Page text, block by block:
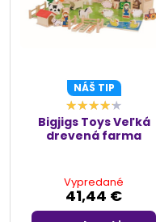
NÁŠ TIP
Bigjigs Toys Veľká
drevená farma
Vypredané
41,44 €